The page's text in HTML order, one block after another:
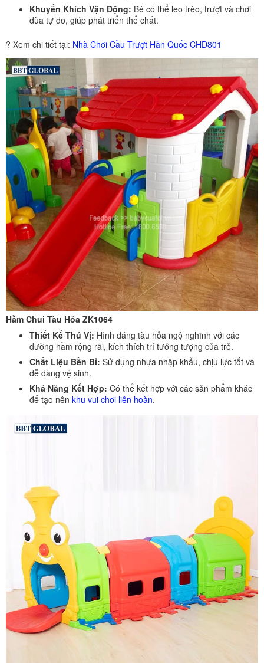
Khuyến Khích Vận Động: Bé có thể leo trèo, trượt và chơi
đùa tự do, giúp phát triển thể chất.
? Xem chi tiết tại: Nhà Chơi Cầu Trượt Hàn Quốc CHD801
Hầm Chui Tàu Hỏa ZK1064
Thiết Kế Thú Vị: Hình dáng tàu hỏa ngộ nghĩnh với các
đường hầm rộng rãi, kích thích trí tưởng tượng của trẻ.
Chất Liệu Bền Bỉ: Sử dụng nhựa nhập khẩu, chịu lực tốt và
dễ dàng vệ sinh.
Khả Năng Kết Hợp: Có thể kết hợp với các sản phẩm khác
để tạo nên khu vui chơi liên hoàn.